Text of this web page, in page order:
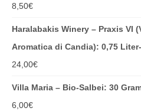
8,50€
Haralabakis Winery – Praxis VI
Aromatica di Candia): 0,75
24,00€
Villa Maria – Bio-Salbei: 30
6,00€